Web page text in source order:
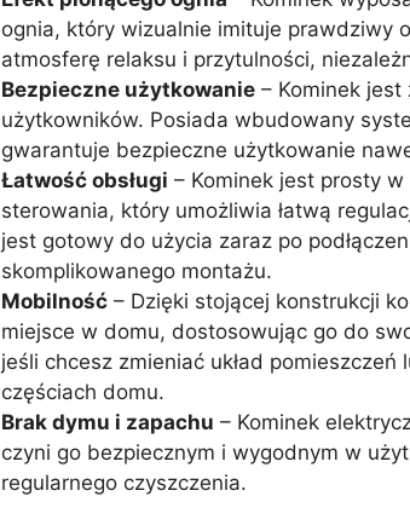
ognia, który wizualnie imituje prawdziwy
atmosferę relaksu i przytulności,
Bezpieczne użytkowanie – Kominek
użytkowników. Posiada wbudowany
gwarantuje bezpieczne użytkowanie
Łatwość obsługi – Kominek jest prosty
sterowania, który umożliwia łatwą
jest gotowy do użycia zaraz po
skomplikowanego montażu.
Mobilność – Dzięki stojącej konstrukcji
miejsce w domu, dostosowując go do
jeśli chcesz zmieniać układ
częściach domu.
Brak dymu i zapachu – Kominek
czyni go bezpiecznym i wygodnym w
regularnego czyszczenia.